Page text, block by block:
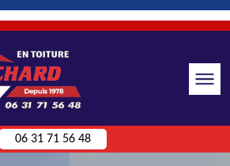
06 31 71 56 48